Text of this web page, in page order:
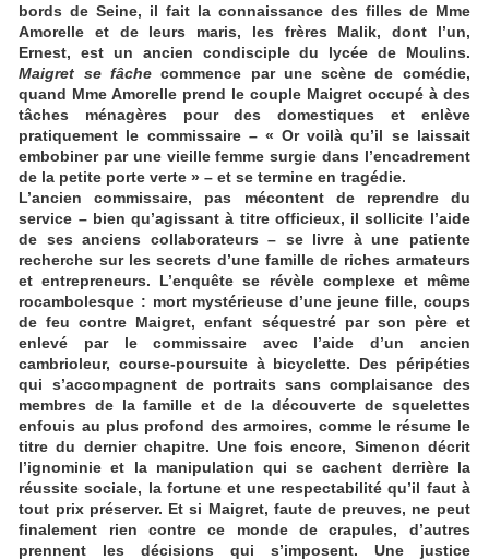
bords de Seine, il fait la connaissance des filles de Mme
Amorelle et de leurs maris, les frères Malik, dont l’un,
Ernest, est un ancien condisciple du lycée de Moulins.
Maigret se fâchecommence par une scène de comédie,
quand Mme Amorelle prend le couple Maigret occupé à des
tâches ménagères pour des domestiques et enlève
pratiquement le commissaire – « Or voilà qu’il se laissait
embobiner par une vieille femme surgie dans l’encadrement
de la petite porte verte » – et se termine en tragédie.
L’ancien commissaire, pas mécontent de reprendre du
service – bien qu’agissant à titre officieux, il sollicite l’aide
de ses anciens collaborateurs – se livre à une patiente
recherche sur les secrets d’une famille de riches armateurs
et entrepreneurs. L’enquête se révèle complexe et même
rocambolesque : mort mystérieuse d’une jeune fille, coups
de feu contre Maigret, enfant séquestré par son père et
enlevé par le commissaire avec l’aide d’un ancien
cambrioleur, course-poursuite à bicyclette. Des péripéties
qui s’accompagnent de portraits sans complaisance des
membres de la famille et de la découverte de squelettes
enfouis au plus profond des armoires, comme le résume le
titre du dernier chapitre. Une fois encore, Simenon décrit
l’ignominie et la manipulation qui se cachent derrière la
réussite sociale, la fortune et une respectabilité qu’il faut à
tout prix préserver. Et si Maigret, faute de preuves, ne peut
finalement rien contre ce monde de crapules, d’autres
prennent les décisions qui s’imposent. Une justice